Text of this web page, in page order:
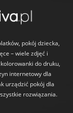
pokój dziecka,
– wiele zdjęć i
do druku,
internetowy dla
urządzić pokój dla
rozwiązania.